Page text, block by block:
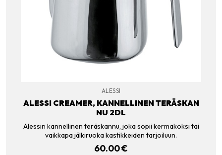
ALESSI
ALESSI CREAMER, KANNELLINEN TERÄSKAN
NU 2DL
Alessin kannellinen teräskannu, joka sopii kermakoksi tai
vaikkapa jälkiruoka kastikkeiden tarjoiluun.
60.00€